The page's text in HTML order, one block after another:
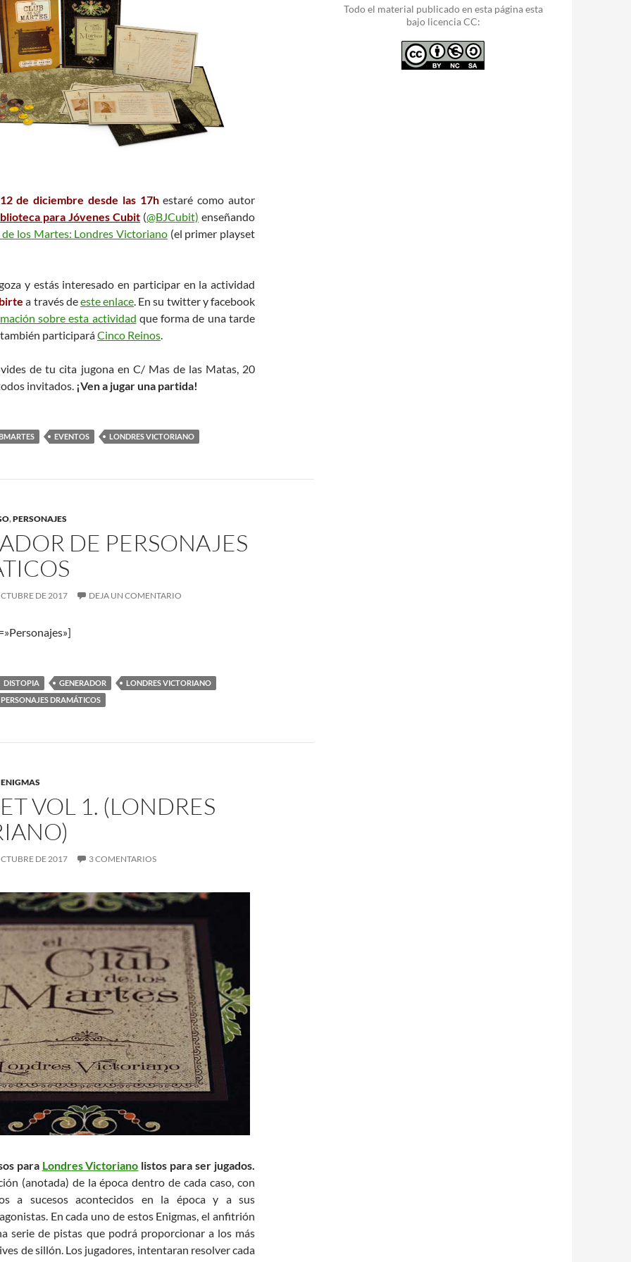
de diciembre desde las 17hestaré como autor
para Jóvenes Cubit (@BJCubit) enseñando
de los Martes: Londres Victoriano (el primer playset
y estás interesado en participar en la actividad
a través deeste enlace. En su twitter y facebook
sobre esta actividad que forma de una tarde
participaráCinco Reinos.
de tu cita jugona en C/ Mas de las Matas, 20
invitados. ¡Ven a jugar una partida!
EVENTOS LONDRES VICTORIANO
,PERSONAJES
DE PERSONAJES
DE 2017 DEJA UN COMENTARIO
DISTOPIA GENERADOR
LONDRES VICTORIANO
PERSONAJES DRAMÁTICOS
ENIGMAS
VOL 1. (LONDRES
DE 2017 3 COMENTARIOS
para Londres Victoriano listos para ser jugados.
(anotada) de la época dentro de cada caso, con
a sucesos acontecidos en la época y a sus
En cada uno de estos Enigmas, el anfitrión
serie de pistas que podrá proporcionar a los más
de sillón. Los jugadores, intentaran resolver cada
Todo el material publicado en esta página esta
bajo licencia CC: